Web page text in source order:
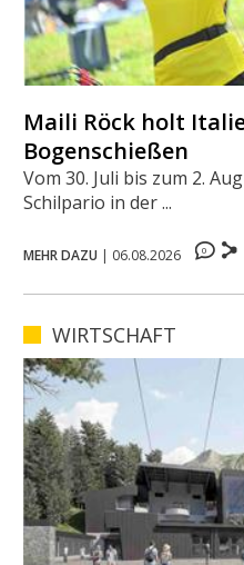
Maili Röck holt
Bogenschießen
Vom 30. Juli bis zum 2.
Schilpario in der ...
MEHR DAZU | 06.08.2026 0
WIRTSCHAFT